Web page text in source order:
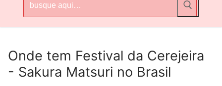
por:
Onde tem Festival da Cerejeira
- Sakura Matsuri no Brasil